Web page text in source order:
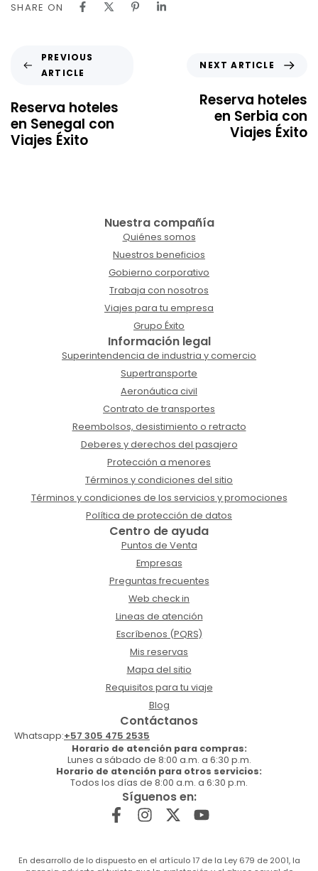
SHARE ON
PREVIOUS
ARTICLE
Reserva hoteles
en Senegal con
Viajes Éxito
NEXT ARTICLE
Reserva hoteles
en Serbia con
Viajes Éxito
Nuestra compañía
Quiénes somos
Nuestros beneficios
Gobierno corporativo
Trabaja con nosotros
Viajes para tu empresa
Grupo Éxito
Información legal
Superintendencia de industria y comercio
Supertransporte
Aeronáutica civil
Contrato de transportes
Reembolsos, desistimiento o retracto
Deberes y derechos del pasajero
Protección a menores
Términos y condiciones del sitio
Términos y condiciones de los servicios y promociones
Política de protección de datos
Centro de ayuda
Puntos de Venta
Empresas
Preguntas frecuentes
Web check in
Lineas de atención
Escríbenos (PQRS)
Mis reservas
Mapa del sitio
Requisitos para tu viaje
Blog
Contáctanos
Whatsapp:+57 305 475 2535
Horario de atención para compras:
Lunes a sábado de 8:00 a.m. a 6:30 p.m.
Horario de atención para otros servicios:
Todos los días de 8:00 a.m. a 6:30 p.m.
Síguenos en:
En desarrollo de lo dispuesto en el artículo 17 de la Ley 679 de 2001, la